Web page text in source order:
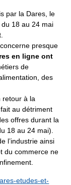
par la Dares, le
du 18 au 24 mai
presque
en ligne ont
de
des
retour à la
au détriment
offres durant la
18 au 24 mai).
l’industrie ainsi
du commerce ne
etudes-et-